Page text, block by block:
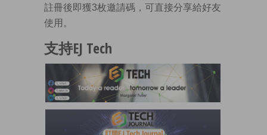
註冊後即獲3枚邀請碼，可直接分享給好友
使用。
支持EJ Tech